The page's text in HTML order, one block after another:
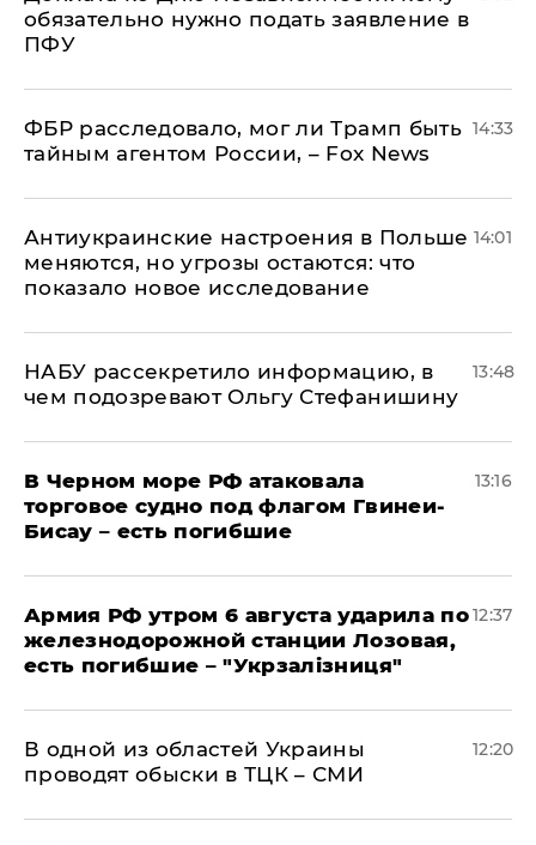
обязательно нужно подать заявление в
ПФУ
ФБР расследовало, мог ли Трамп быть
тайным агентом России, – Fox News
14:33
Антиукраинские настроения в Польше
меняются, но угрозы остаются: что
показало новое исследование
14:01
НАБУ рассекретило информацию, в
чем подозревают Ольгу Стефанишину
13:48
В Черном море РФ атаковала
торговое судно под флагом Гвинеи-
Бисау – есть погибшие
13:16
Армия РФ утром 6 августа ударила по
железнодорожной станции Лозовая,
есть погибшие – "Укрзалізниця"
12:37
В одной из областей Украины
проводят обыски в ТЦК – СМИ
12:20